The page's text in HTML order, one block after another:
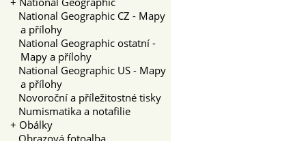
National Geographic CZ - Mapy
a přílohy
National Geographic ostatní -
Mapy a přílohy
National Geographic US - Mapy
a přílohy
Novoroční a příležitostné tisky
Numismatika a notafilie
+ Obálky
Obrazová fotoalba